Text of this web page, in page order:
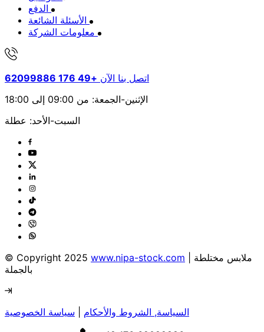
اتصل بنا الآن +49 176 62099886
الإثنين-الجمعة: من 09:00 إلى 18:00
السبت-الأحد: عطلة
© Copyright 2025 www.nipa-stock.com
بالجملة
السياسة, الشروط والأحكام
سياسة الخصوصية